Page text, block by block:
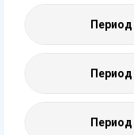
Период
Период
Период